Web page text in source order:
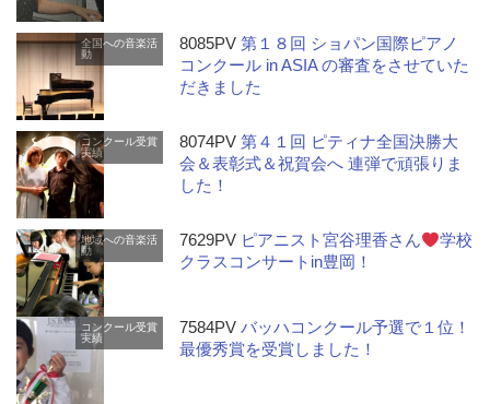
全国への音楽活
動
8085PV第１８回 ショパン国際ピアノ
コンクール in ASIA の審査をさせていた
だきました
コンクール受賞
実績
8074PV第４１回 ピティナ全国決勝大
会＆表彰式＆祝賀会へ 連弾で頑張りま
した！
地域への音楽活
動
7629PV ピアニスト宮谷理香さん
学校
クラスコンサートin豊岡！
コンクール受賞
実績
7584PVバッハコンクール予選で１位！
最優秀賞を受賞しました！